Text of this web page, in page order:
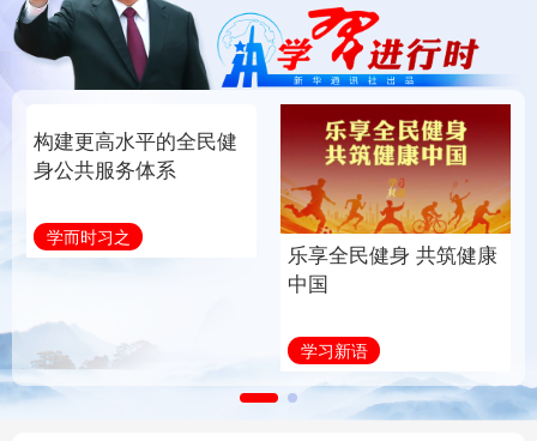
国际 财经 网评
思客智库 全球连线 教育
科技 科创 量子 体育
健康 军事
图片 政务
信息化 数字经济
构建更高水平的全民健
学而时习之
乐享全民健身 共筑健康
中国
学习新语